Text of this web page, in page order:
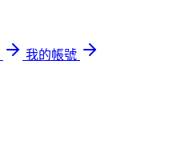
我的帳號